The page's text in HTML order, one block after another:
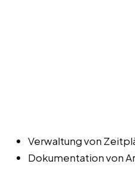
Verwaltung von
Dokumentation von